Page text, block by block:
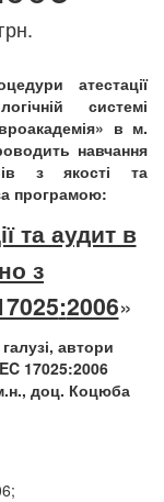
атестації
системі
в м.
навчання
з якості та
програмою:
та аудит в
з
:2006»
автори
17025:2006
доц. Коцюба